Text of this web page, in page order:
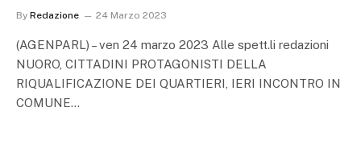
By Redazione 24 Marzo 2023
(AGENPARL) – ven 24 marzo 2023 Alle spett.li redazioni
NUORO, CITTADINI PROTAGONISTI DELLA
RIQUALIFICAZIONE DEI QUARTIERI, IERI INCONTRO IN
COMUNE…